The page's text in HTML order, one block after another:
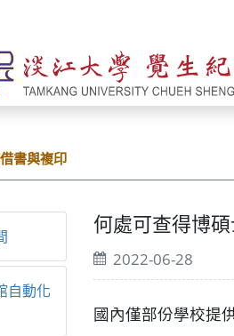
書與複印
自動化
何處可查得博
2022-06-28
國內僅部份學校提